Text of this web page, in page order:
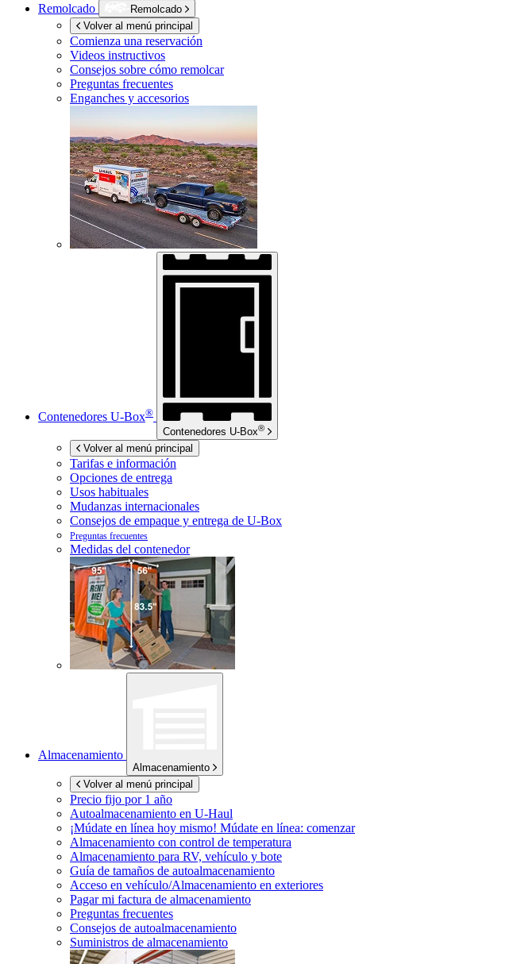
Remolcado
Remolcado
Volver al menú principal
Comienza una reservación
Videos instructivos
Consejos sobre cómo remolcar
Preguntas frecuentes
Enganches y accesorios
Contenedores U-Box®
Contenedores U-Box®
Volver al menú principal
Tarifas e información
Opciones de entrega
Usos habituales
Mudanzas internacionales
Consejos de empaque y entrega de U-Box
Preguntas frecuentes
Medidas del contenedor
Almacenamiento
Almacenamiento
Volver al menú principal
Precio fijo por 1 año
Autoalmacenamiento en U-Haul
¡Múdate en línea hoy mismo! Múdate en línea: comenzar
Almacenamiento con control de temperatura
Almacenamiento para RV, vehículo y bote
Guía de tamaños de autoalmacenamiento
Acceso en vehículo/Almacenamiento en exteriores
Pagar mi factura de almacenamiento
Preguntas frecuentes
Consejos de autoalmacenamiento
Suministros de almacenamiento